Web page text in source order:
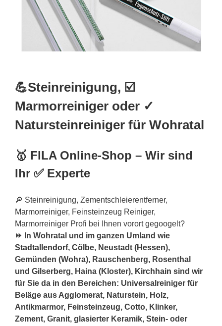
💪Steinreinigung, ☑️
Marmorreiniger oder ✓
Natursteinreiniger für Wohratal
🥇 FILA Online-Shop – Wir sind
Ihr ✅ Experte
🔎 Steinreinigung, Zementschleierentferner,
Marmorreiniger, Feinsteinzeug Reiniger,
Marmorreiniger Profi bei Ihnen vorort gegoogelt?
⏩ In Wohratal und im ganzen Umland wie
Stadtallendorf, Cölbe, Neustadt (Hessen),
Gemünden (Wohra), Rauschenberg, Rosenthal
und Gilserberg, Haina (Kloster), Kirchhain sind wir
für Sie da in den Bereichen: Universalreiniger für
Beläge aus Agglomerat, Naturstein, Holz,
Antikmarmor, Feinsteinzeug, Cotto, Klinker,
Zement, Granit, glasierter Keramik, Stein- oder